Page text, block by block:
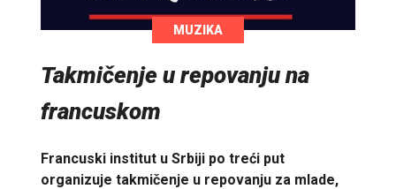
MUZIKA
Takmičenje u repovanju na
francuskom
Francuski institut u Srbiji po treći put
organizuje takmičenje u repovanju za mlade,